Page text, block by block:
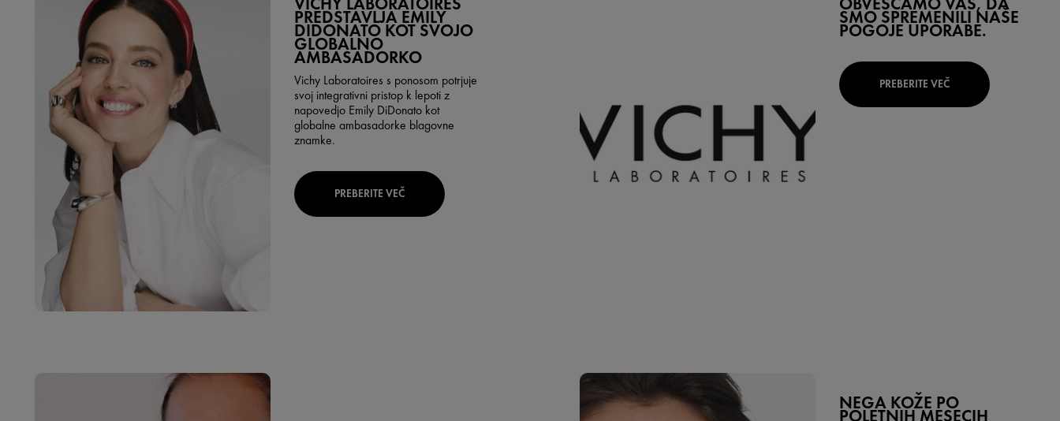
PREDSTAVLJA EMILY
DIDONATO KOT SVOJO
GLOBALNO
AMBASADORKO
Vichy Laboratoires s ponosom potrjuje
svoj integrativni pristop k lepoti z
napovedjo Emily DiDonato kot
globalne ambasadorke blagovne
znamke.
PREBERITE VEČ
SMO SPREMENILI NAŠE
POGOJE UPORABE.
PREBERITE VEČ
NEGA KOŽE PO
POLETNIH MESECIH